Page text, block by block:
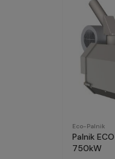
Eco-Palnik
Palnik
750kW